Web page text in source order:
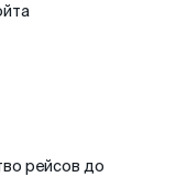
рейсов до